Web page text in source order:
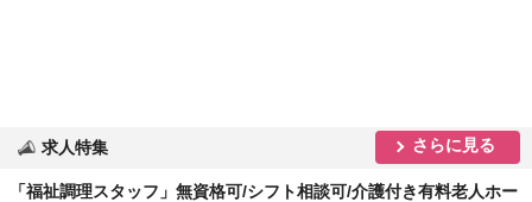
求人特集 さらに見る
「福祉調理スタッフ」無資格可/シフト相談可/介護付き有料老人ホー